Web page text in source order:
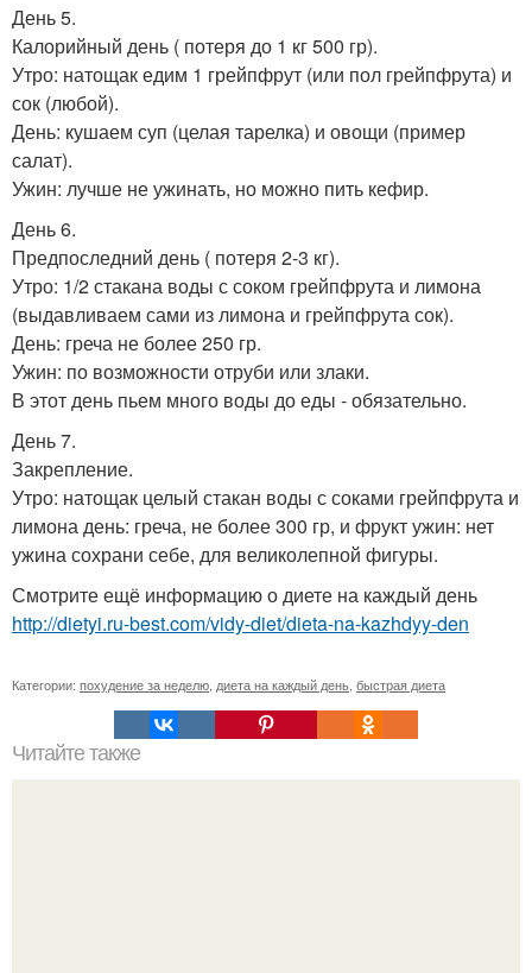
День 5.
Калорийный день ( потеря до 1 кг 500 гр).
Утро: натощак едим 1 грейпфрут (или пол грейпфрута) и
сок (любой).
День: кушаем суп (целая тарелка) и овощи (пример
салат).
Ужин: лучше не ужинать, но можно пить кефир.
День 6.
Предпоследний день ( потеря 2-3 кг).
Утро: 1/2 стакана воды с соком грейпфрута и лимона
(выдавливаем сами из лимона и грейпфрута сок).
День: греча не более 250 гр.
Ужин: по возможности отруби или злаки.
В этот день пьем много воды до еды - обязательно.
День 7.
Закрепление.
Утро: натощак целый стакан воды с соками грейпфрута и
лимона день: греча, не более 300 гр, и фрукт ужин: нет
ужина сохрани себе, для великолепной фигуры.
Смотрите ещё информацию о диете на каждый день
http://dietyi.ru-best.com/vidy-diet/dieta-na-kazhdyy-den
Категории: похудение за неделю диета на каждый день быстрая диета
Читайте также